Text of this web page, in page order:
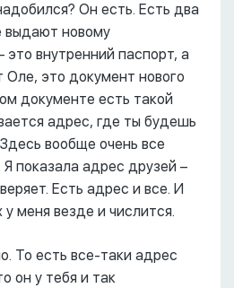
Он есть. Есть два
выдают новому
это внутренний паспорт, а
Оле, это документ нового
документе есть такой
адрес, где ты будешь
вообще очень все
показала адрес друзей –
Есть адрес и все. И
меня везде и числится.
То есть все-таки адрес
он у тебя и так